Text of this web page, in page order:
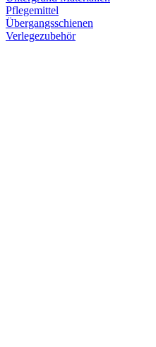
Pflegemittel
Übergangsschienen
Verlegezubehör